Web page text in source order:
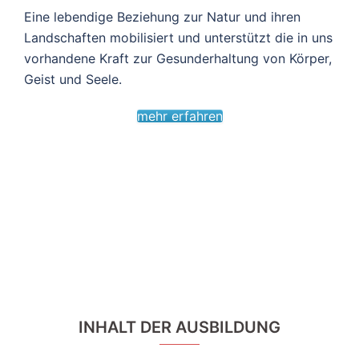
Eine lebendige Beziehung zur Natur und ihren
Landschaften mobilisiert und unterstützt die in uns
vorhandene Kraft zur Gesunderhaltung von Körper,
Geist und Seele.
mehr erfahren
INHALT DER AUSBILDUNG